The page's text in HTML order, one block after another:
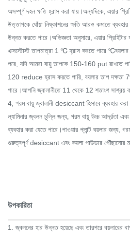
অসম্পূর্ণ দহন ক্ষতি হ্রাস করা যায়।অন্যদিকে, এয়ার
উত্তাপকে ধোঁয়া নিষ্কাশনের ক্ষতি আরও কমাতে ব্যবহার
উন্নত করতে পারে।অভিজ্ঞতা অনুসারে, এয়ার
এক্সস্টোস্ট তাপমাত্রা 1 ℃ হ্রাস করতে পারে ℃বয়লার
পরে, যদি আমরা বায়ু তাপকে 150-160 put রাখতে
120 reduce হ্রাস করতে পারি, বয়লার তাপ দক্ষতা
পারে।আপনি জ্বালানীতে 11 থেকে 12 শতাংশ সাশ্রয়
4, গরম বায়ু জ্বালানী desiccant হিসাবে ব্যবহার করা
ল্যামিনার জ্বলন চুল্লি জন্য, গরম বায়ু উচ্চ আর্দ্রতা এবং
ব্যবহার করা যেতে পারে।পাওয়ার প্লান্ট বয়লার জন্য,
গুরুত্বপূর্ণ desiccant এবং কয়লা পাউডার পৌঁছানোর
উপকারিতা
1. জ্বলনের হার উন্নত হয়েছে এবং তারপরে বয়লারের